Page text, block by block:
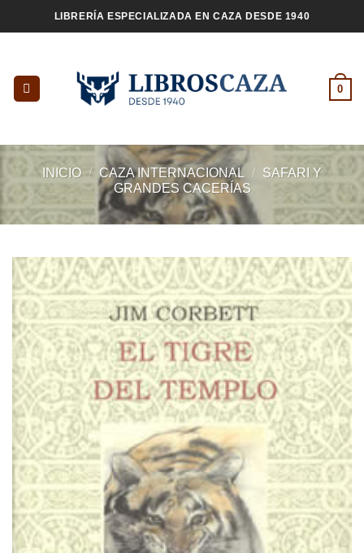
al
LIBRERÍA ESPECIALIZADA EN CAZA DESDE 1940
0
INICIO / CAZA INTERNACIONAL /
SAFARI Y
GRANDES CACERÍAS